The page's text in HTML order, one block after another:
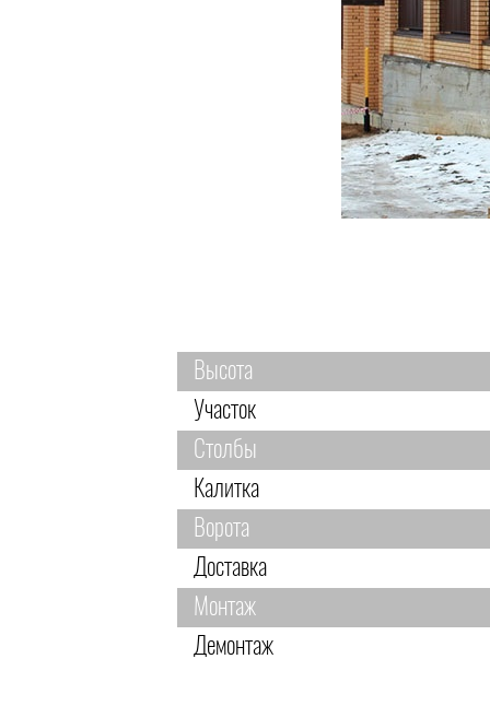
Высота
Участок
Столбы
Калитка
Ворота
Доставка
Монтаж
Демонтаж